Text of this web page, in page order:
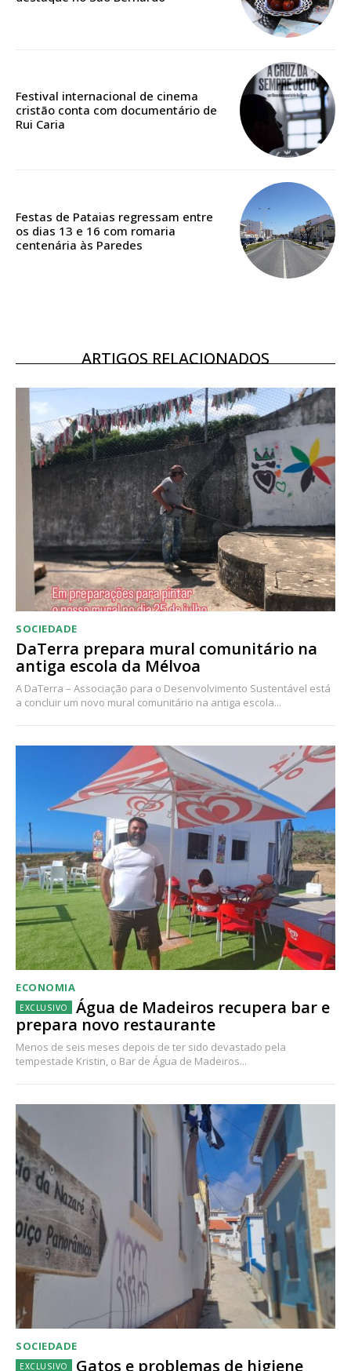
Edição em papel entregue à Quinta-feira em sua
Acesso aos conteúdos Exclusivos para
assinantes
12 meses
Acesso ao conteúdo online
Acesso aos conteúdos Exclusivos para
assinantes
Ofertas para assinatura anual
Escolha o plano
Festival internacional de cinema
cristão conta com documentário de
Rui Caria
Festas de Pataias regressam entre
os dias 13 e 16 com romaria
centenária às Paredes
ARTIGOS RELACIONADOS
SOCIEDADE
DaTerra prepara mural comunitário na
antiga escola da Mélvoa
A DaTerra – Associação para o Desenvolvimento Sustentável está
a concluir um novo mural comunitário na antiga escola...
ECONOMIA
Água de Madeiros recupera bar e
prepara novo restaurante
Menos de seis meses depois de ter sido devastado pela
tempestade Kristin, o Bar de Água de Madeiros...
SOCIEDADE
Gatos e problemas de higiene